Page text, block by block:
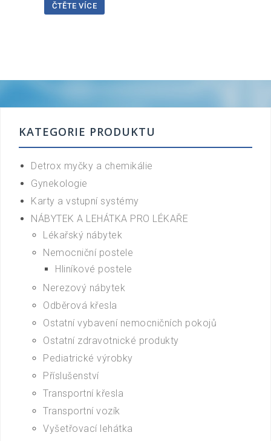
ČTĚTE VÍCE
KATEGORIE PRODUKTU
Detrox myčky a chemikálie
Gynekologie
Karty a vstupní systémy
NÁBYTEK A LEHÁTKA PRO LÉKAŘE
Lékařský nábytek
Nemocniční postele
Hliníkové postele
Nerezový nábytek
Odběrová křesla
Ostatní vybavení nemocničních pokojů
Ostatní zdravotnické produkty
Pediatrické výrobky
Příslušenství
Transportní křesla
Transportní vozík
Vyšetřovací lehátka